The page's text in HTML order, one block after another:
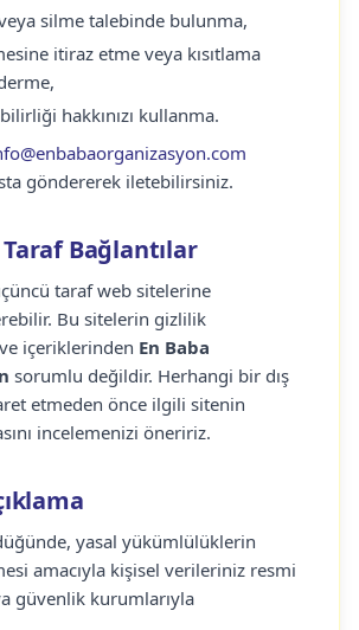
silme talebinde bulunma,
itiraz etme veya kısıtlama
hakkınızı kullanma.
göndererek iletebilirsiniz.
Bağlantılar
taraf web sitelerine
Bu sitelerin gizlilik
içeriklerinden En Baba
sorumlu değildir. Herhangi bir dış
etmeden önce ilgili sitenin
incelemenizi öneririz.
yasal yükümlülüklerin
amacıyla kişisel verileriniz resmi
güvenlik kurumlarıyla